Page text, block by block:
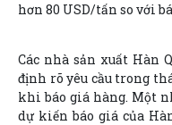
hơn 80 USD/tấn so với
Các nhà sản xuất Hàn
định rõ yêu cầu trong
khi báo giá hàng. Một
dự kiến báo giá của